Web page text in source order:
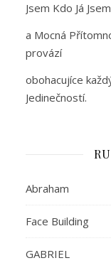
Jsem Kdo Já Jsem
a Mocná
provází
obohacujíce
Jedinečností.
Abraham
Face Building
GABRIEL